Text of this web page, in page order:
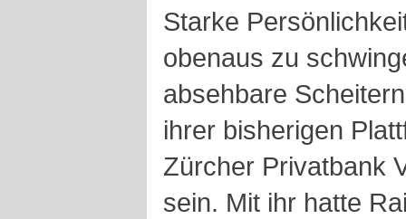
Starke
obenaus zu
absehbare
ihrer bisherigen
Zürcher Privatbank
sein. Mit ihr hatte